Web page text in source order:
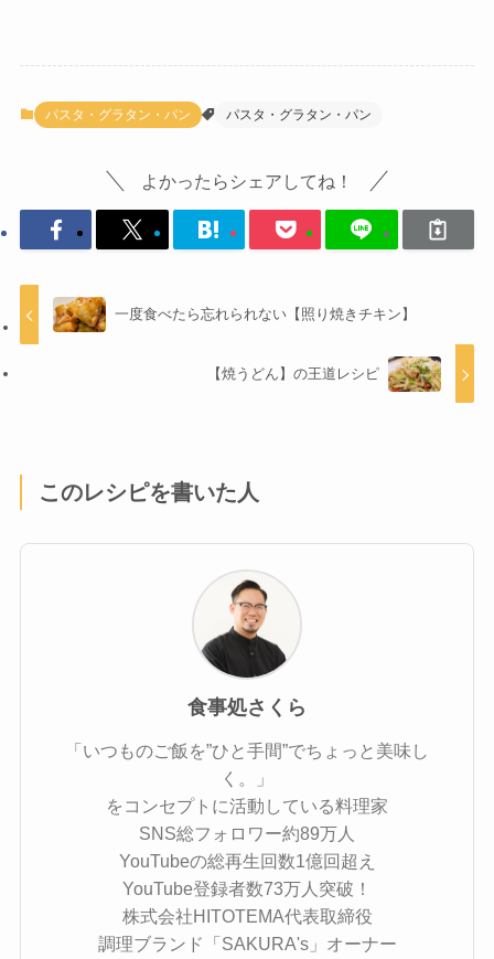
パスタ・グラタン・パン パスタ・グラタン・パン
よかったらシェアしてね！
一度食べたら忘れられない【照り焼きチキン】
【焼うどん】の王道レシピ
このレシピを書いた人
食事処さくら
「いつものご飯を”ひと手間”でちょっと美味し
く。」
をコンセプトに活動している料理家
SNS総フォロワー約89万人
YouTubeの総再生回数1億回超え
YouTube登録者数73万人突破！
株式会社HITOTEMA代表取締役
調理ブランド「SAKURA's」オーナー